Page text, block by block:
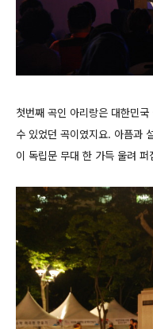
첫번째 곡인 아리랑은 대한민
수 있었던 곡이였지요. 아픔과
이 독립문 무대 한 가득 울려 퍼